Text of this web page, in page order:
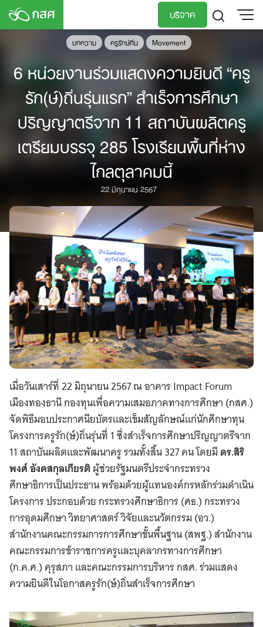
Skip
บริจาค
บทความ ครูรักษ์ถิ่น Movement
6 หน่วยงานร่วมแสดงความยินดี “ครู
รัก(ษ์)ถิ่นรุ่นแรก” สำเร็จการศึกษา
ปริญญาตรีจาก 11 สถาบันผลิตครู
เตรียมบรรจุ 285 โรงเรียนพื้นที่ห่าง
ไกลตุลาคมนี้
22 มิถุนายน 2567
เมื่อวันเสาร์ที่ 22 มิถุนายน 2567 ณ อาคาร Impact Forum
เมืองทองธานี กองทุนเพื่อความเสมอภาคทางการศึกษา (กสศ.)
จัดพิธีมอบประกาศนียบัตรและเข็มสัญลักษณ์แก่นักศึกษาทุน
โครงการครูรัก(ษ์)ถิ่นรุ่นที่ 1 ซึ่งสำเร็จการศึกษาปริญญาตรีจาก
11 สถาบันผลิตและพัฒนาครู รวมทั้งสิ้น 327 คน โดยมี ดร.สิริ
พงศ์ อังคสกุลเกียรติ ผู้ช่วยรัฐมนตรีประจำกระทรวง
ศึกษาธิการเป็นประธาน พร้อมด้วยผู้แทนองค์กรหลักร่วมดำเนิน
โครงการ ประกอบด้วย กระทรวงศึกษาธิการ (ศธ.) กระทรวง
การอุดมศึกษา วิทยาศาสตร์ วิจัยและนวัตกรรม (อว.)
สำนักงานคณะกรรมการการศึกษาขั้นพื้นฐาน (สพฐ.) สำนักงาน
คณะกรรมการข้าราชการครูและบุคลากรทางการศึกษา
(ก.ค.ศ.) คุรุสภา และคณะกรรมการบริหาร กสศ. ร่วมแสดง
ความยินดีในโอกาสครูรัก(ษ์)ถิ่นสำเร็จการศึกษา